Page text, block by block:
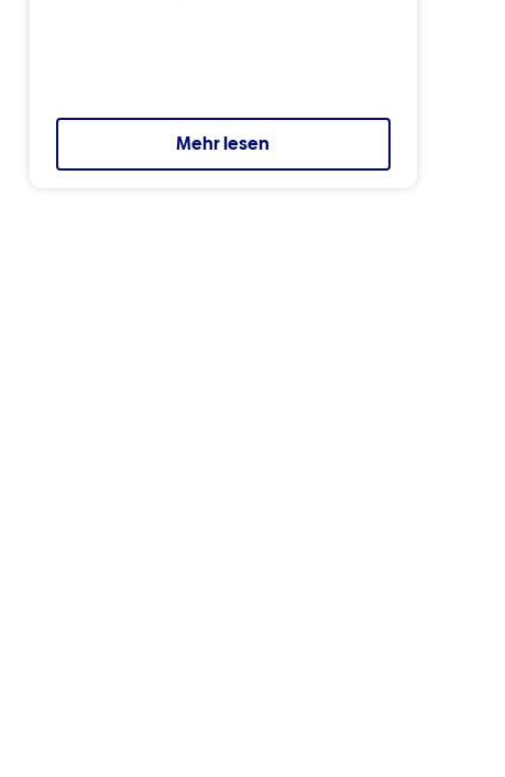
Mehr lesen